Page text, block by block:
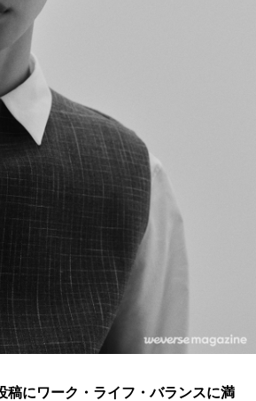
稿にワーク・ライフ・バランスに満